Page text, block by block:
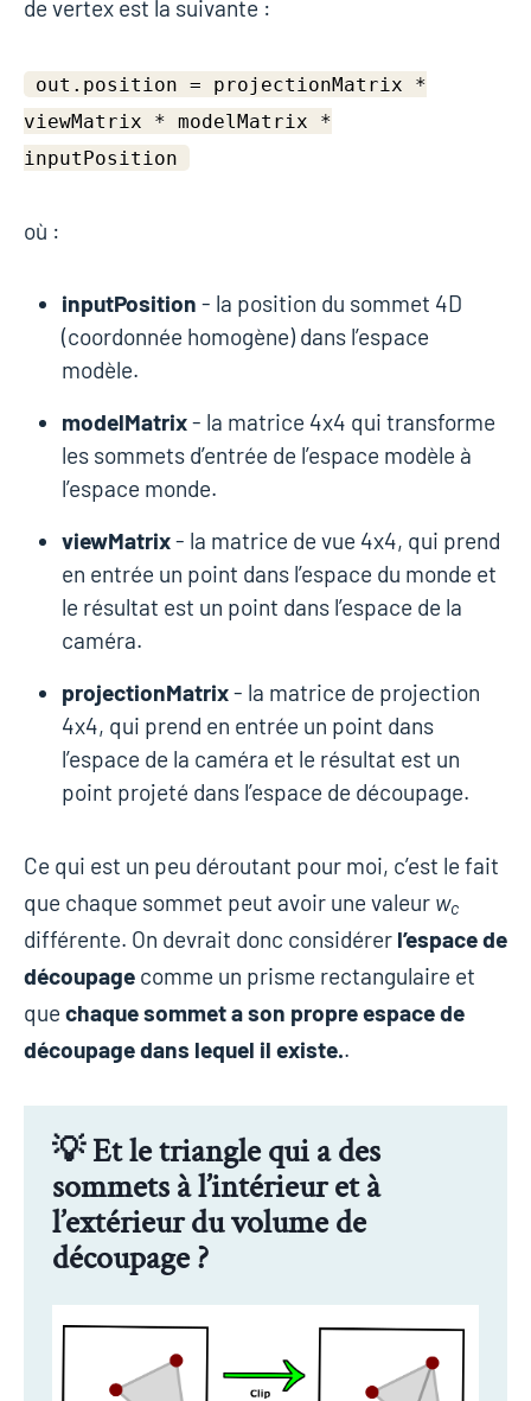
de vertex est la suivante :
out.position = projectionMatrix *
viewMatrix * modelMatrix *
inputPosition
où :
inputPosition - la position du sommet 4D
(coordonnée homogène) dans l’espace
modèle.
modelMatrix- la matrice 4x4 qui transforme
les sommets d’entrée de l’espace modèle à
l’espace monde.
viewMatrix- la matrice de vue 4x4, qui prend
en entrée un point dans l’espace du monde et
le résultat est un point dans l’espace de la
caméra.
projectionMatrix- la matrice de projection
4x4, qui prend en entrée un point dans
l’espace de la caméra et le résultat est un
point projeté dans l’espace de découpage.
Ce qui est un peu déroutant pour moi, c’est le fait
que chaque sommet peut avoir une valeur wc
différente. On devrait donc considérer l’espace de
découpage comme un prisme rectangulaire et
que chaque sommet a son propre espace de
découpage dans lequel il existe..
💡 Et le triangle qui a des
sommets à l’intérieur et à
l’extérieur du volume de
découpage ?